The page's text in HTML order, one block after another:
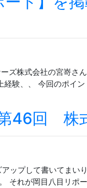
ズ株式会社の宮嵜さ
経験、、 今回のポイ
46回 株
ップして書いてまい
それが岡目八目リポ